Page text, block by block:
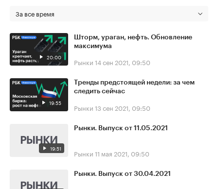
За все время
20:00
Шторм, ураган, нефть. Обновление
максимума
Рынки 14 сен 2021, 09:50
19:55
Тренды предстоящей недели: за чем
следить сейчас
Рынки 13 сен 2021, 09:50
19:51
Рынки. Выпуск от 11.05.2021
Рынки 11 мая 2021, 09:50
Рынки. Выпуск от 30.04.2021